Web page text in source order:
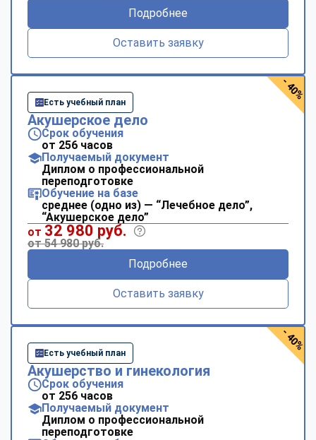
Подробнее
Оставить заявку
Есть учебный план
Акушерское дело
Срок обучения
от 256 часов
Получаемый документ
Диплом о профессиональной
переподготовке
Обучение на базе
среднее (одно из) — “Лечебное дело”,
“Акушерское дело”
от 32 980 руб.
от 54 980 руб.
Подробнее
Оставить заявку
- 40%
Есть учебный план
Акушерство и гинекология
Срок обучения
от 256 часов
Получаемый документ
Диплом о профессиональной
переподготовке
- 40%